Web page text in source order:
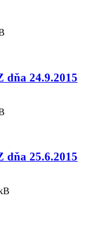
dňa 24.9.2015
dňa 25.6.2015